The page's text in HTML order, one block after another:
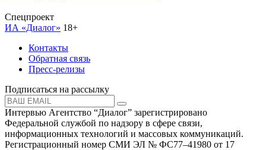
Спецпроект
ИА «Диалог» 18+
Контакты
Обратная связь
Пресс-релизы
Подписаться на рассылку
Интервью Агентство “Диалог” зарегистрировано
Федеральной службой по надзору в сфере связи,
информационных технологий и массовых коммуникаций.
Регистрационный номер СМИ ЭЛ № ФС77–41980 от 17